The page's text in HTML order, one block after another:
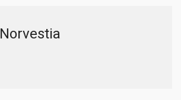
Norvestia